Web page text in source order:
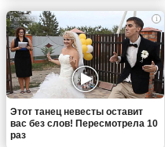
i
Этот танец невесты оставит
вас без слов! Пересмотрела 10
раз